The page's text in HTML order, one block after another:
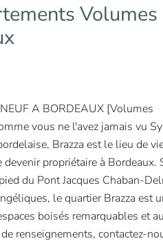
Volumes
A BORDEAUX [Volumes
vous ne l'avez jamais vu
Brazza est le lieu de
propriétaire à Bordeaux.
du Pont Jacques Chaban-
le quartier Brazza est
boisés remarquables et
renseignements, contactez-